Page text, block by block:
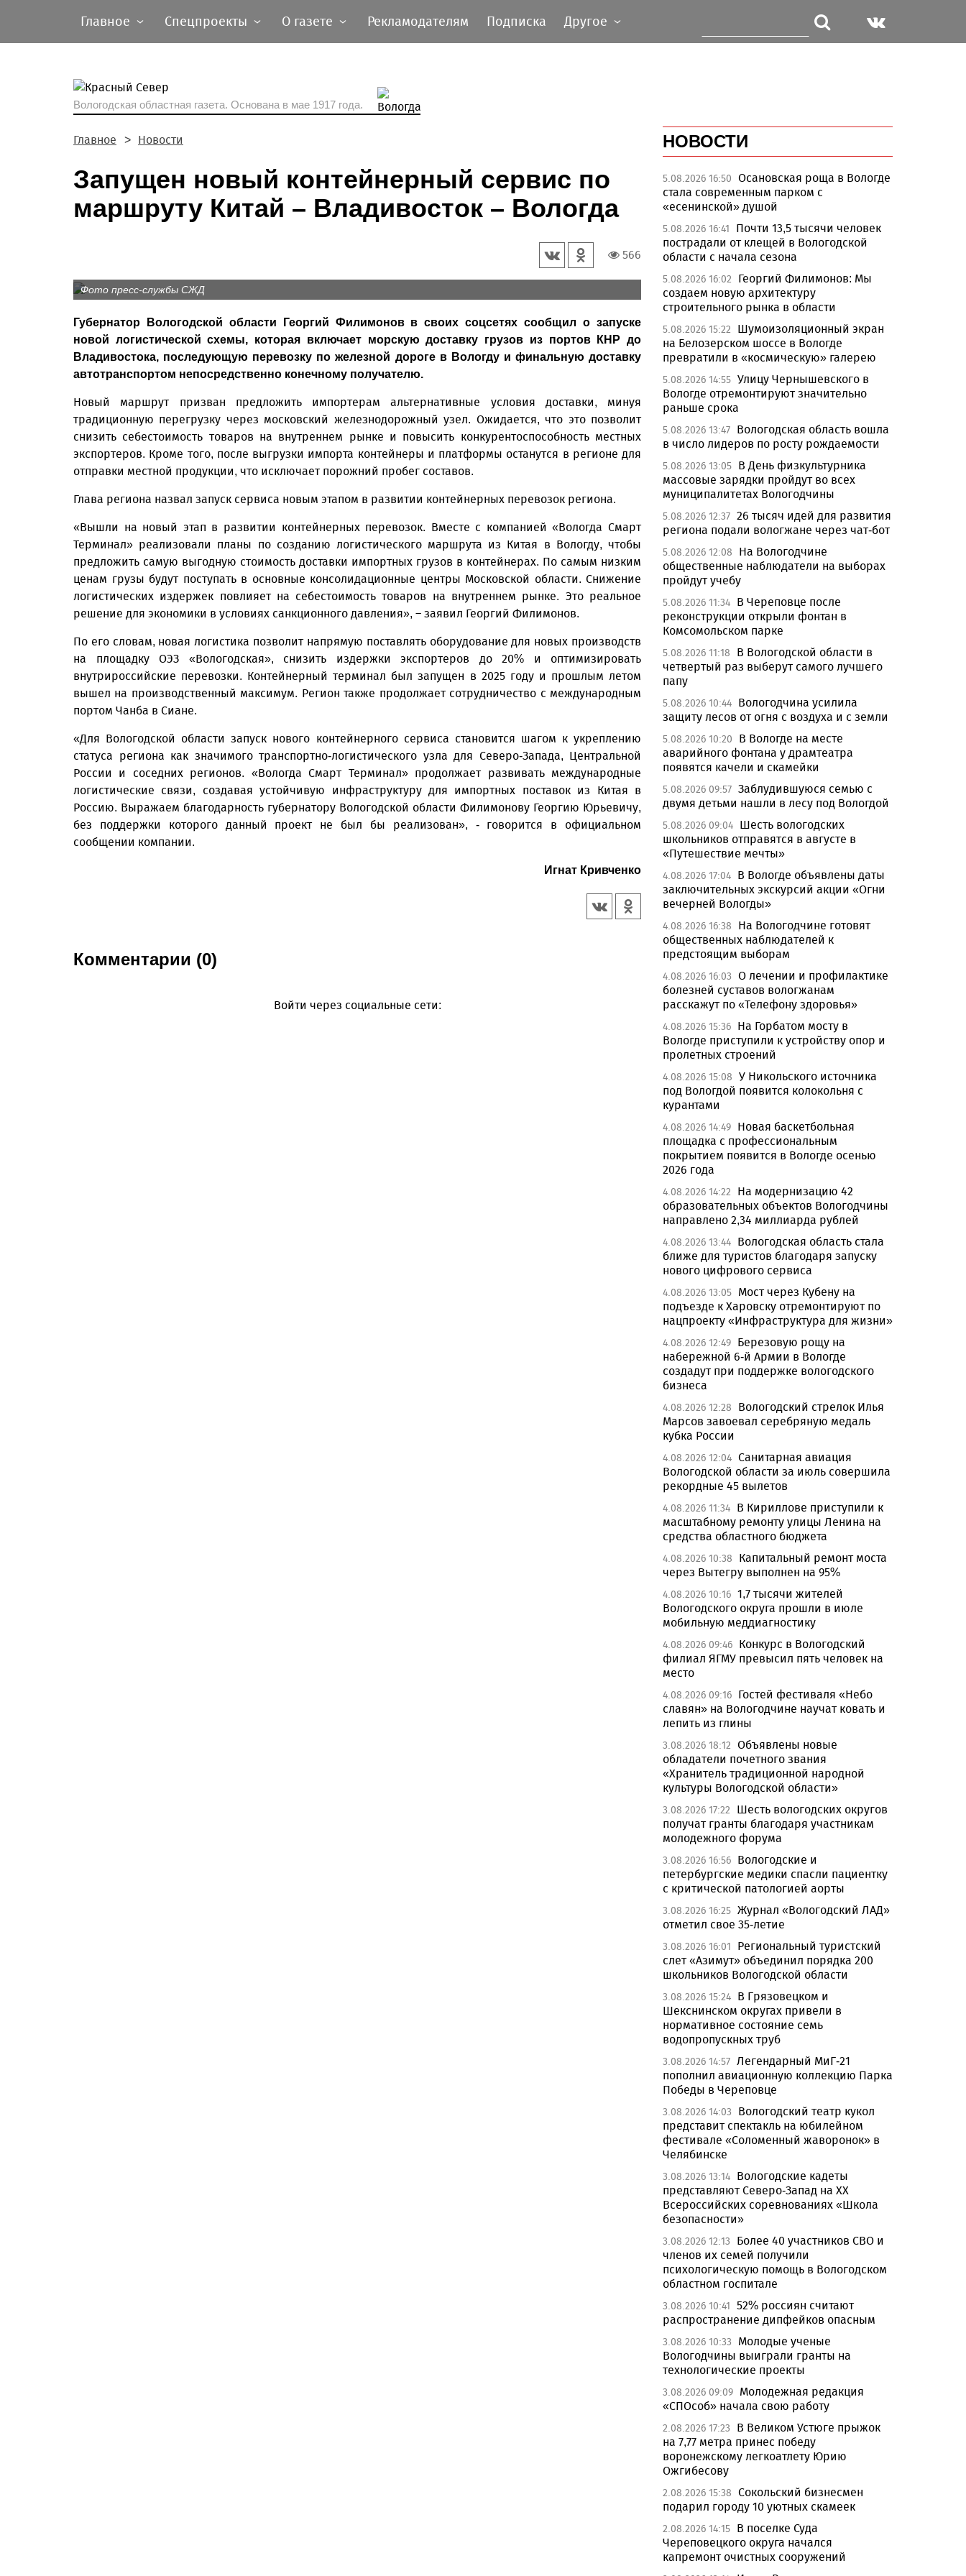
Главное Спецпроекты О газете Рекламодателям Подписка Другое
Вологодская областная газета. Основана в мае 1917 года.
Главное Новости
Запущен новый контейнерный сервис по
маршруту Китай – Владивосток – Вологда
566
Фото пресс-службы СЖД
Губернатор Вологодской области Георгий Филимонов в своих соцсетях сообщил о запуске
новой логистической схемы, которая включает морскую доставку грузов из портов КНР до
Владивостока, последующую перевозку по железной дороге в Вологду и финальную доставку
автотранспортом непосредственно конечному получателю.
Новый маршрут призван предложить импортерам альтернативные условия доставки, минуя
традиционную перегрузку через московский железнодорожный узел. Ожидается, что это позволит
снизить себестоимость товаров на внутреннем рынке и повысить конкурентоспособность местных
экспортеров. Кроме того, после выгрузки импорта контейнеры и платформы останутся в регионе для
отправки местной продукции, что исключает порожний пробег составов.
Глава региона назвал запуск сервиса новым этапом в развитии контейнерных перевозок региона.
«Вышли на новый этап в развитии контейнерных перевозок. Вместе с компанией «Вологда Смарт
Терминал» реализовали планы по созданию логистического маршрута из Китая в Вологду, чтобы
предложить самую выгодную стоимость доставки импортных грузов в контейнерах. По самым низким
ценам грузы будут поступать в основные консолидационные центры Московской области. Снижение
логистических издержек повлияет на себестоимость товаров на внутреннем рынке. Это реальное
решение для экономики в условиях санкционного давления», – заявил Георгий Филимонов.
По его словам, новая логистика позволит напрямую поставлять оборудование для новых производств
на площадку ОЭЗ «Вологодская», снизить издержки экспортеров до 20% и оптимизировать
внутрироссийские перевозки. Контейнерный терминал был запущен в 2025 году и прошлым летом
вышел на производственный максимум. Регион также продолжает сотрудничество с международным
портом Чанба в Сиане.
«Для Вологодской области запуск нового контейнерного сервиса становится шагом к укреплению
статуса региона как значимого транспортно-логистического узла для Северо-Запада, Центральной
России и соседних регионов. «Вологда Смарт Терминал» продолжает развивать международные
логистические связи, создавая устойчивую инфраструктуру для импортных поставок из Китая в
Россию. Выражаем благодарность губернатору Вологодской области Филимонову Георгию Юрьевичу,
без поддержки которого данный проект не был бы реализован», - говорится в официальном
сообщении компании.
Игнат Кривченко
Комментарии (0)
Войти через социальные сети:
НОВОСТИ
5.08.2026 16:50 Осановская роща в Вологде
стала современным парком с
«есенинской» душой
5.08.2026 16:41
Почти 13,5 тысячи человек
пострадали от клещей в Вологодской
области с начала сезона
5.08.2026 16:02
Георгий Филимонов: Мы
создаем новую архитектуру
строительного рынка в области
5.08.2026 15:22
Шумоизоляционный экран
на Белозерском шоссе в Вологде
превратили в «космическую» галерею
5.08.2026 14:55 Улицу Чернышевского в
Вологде отремонтируют значительно
раньше срока
5.08.2026 13:47 Вологодская область вошла
в число лидеров по росту рождаемости
5.08.2026 13:05 В День физкультурника
массовые зарядки пройдут во всех
муниципалитетах Вологодчины
5.08.2026 12:37 26 тысяч идей для развития
региона подали вологжане через чат-бот
5.08.2026 12:08
На Вологодчине
общественные наблюдатели на выборах
пройдут учебу
5.08.2026 11:34 В Череповце после
реконструкции открыли фонтан в
Комсомольском парке
5.08.2026 11:18
В Вологодской области в
четвертый раз выберут самого лучшего
папу
5.08.2026 10:44 Вологодчина усилила
защиту лесов от огня с воздуха и с земли
5.08.2026 10:20
В Вологде на месте
аварийного фонтана у драмтеатра
появятся качели и скамейки
5.08.2026 09:57 Заблудившуюся семью с
двумя детьми нашли в лесу под Вологдой
5.08.2026 09:04 Шесть вологодских
школьников отправятся в августе в
«Путешествие мечты»
4.08.2026 17:04 В Вологде объявлены даты
заключительных экскурсий акции «Огни
вечерней Вологды»
4.08.2026 16:38
На Вологодчине готовят
общественных наблюдателей к
предстоящим выборам
4.08.2026 16:03 О лечении и профилактике
болезней суставов вологжанам
расскажут по «Телефону здоровья»
4.08.2026 15:36 На Горбатом мосту в
Вологде приступили к устройству опор и
пролетных строений
4.08.2026 15:08 У Никольского источника
под Вологдой появится колокольня с
курантами
4.08.2026 14:49 Новая баскетбольная
площадка с профессиональным
покрытием появится в Вологде осенью
2026 года
4.08.2026 14:22
На модернизацию 42
образовательных объектов Вологодчины
направлено 2,34 миллиарда рублей
4.08.2026 13:44 Вологодская область стала
ближе для туристов благодаря запуску
нового цифрового сервиса
4.08.2026 13:05 Мост через Кубену на
подъезде к Харовску отремонтируют по
нацпроекту «Инфраструктура для жизни»
4.08.2026 12:49 Березовую рощу на
набережной 6-й Армии в Вологде
создадут при поддержке вологодского
бизнеса
4.08.2026 12:28
Вологодский стрелок Илья
Марсов завоевал серебряную медаль
кубка России
4.08.2026 12:04 Санитарная авиация
Вологодской области за июль совершила
рекордные 45 вылетов
4.08.2026 11:34 В Кириллове приступили к
масштабному ремонту улицы Ленина на
средства областного бюджета
4.08.2026 10:38
Капитальный ремонт моста
через Вытегру выполнен на 95%
4.08.2026 10:16 1,7 тысячи жителей
Вологодского округа прошли в июле
мобильную меддиагностику
4.08.2026 09:46 Конкурс в Вологодский
филиал ЯГМУ превысил пять человек на
место
4.08.2026 09:16 Гостей фестиваля «Небо
славян» на Вологодчине научат ковать и
лепить из глины
3.08.2026 18:12 Объявлены новые
обладатели почетного звания
«Хранитель традиционной народной
культуры Вологодской области»
3.08.2026 17:22
Шесть вологодских округов
получат гранты благодаря участникам
молодежного форума
3.08.2026 16:56 Вологодские и
петербургские медики спасли пациентку
с критической патологией аорты
3.08.2026 16:25 Журнал «Вологодский ЛАД»
отметил свое 35-летие
3.08.2026 16:01
Региональный туристский
слет «Азимут» объединил порядка 200
школьников Вологодской области
3.08.2026 15:24 В Грязовецком и
Шекснинском округах привели в
нормативное состояние семь
водопропускных труб
3.08.2026 14:57 Легендарный МиГ-21
пополнил авиационную коллекцию Парка
Победы в Череповце
3.08.2026 14:03
Вологодский театр кукол
представит спектакль на юбилейном
фестивале «Соломенный жаворонок» в
Челябинске
3.08.2026 13:14 Вологодские кадеты
представляют Северо-Запад на XX
Всероссийских соревнованиях «Школа
безопасности»
3.08.2026 12:13
Более 40 участников СВО и
членов их семей получили
психологическую помощь в Вологодском
областном госпитале
3.08.2026 10:41 52% россиян считают
распространение дипфейков опасным
3.08.2026 10:33
Молодые ученые
Вологодчины выиграли гранты на
технологические проекты
3.08.2026 09:09 Молодежная редакция
«СПОсоб» начала свою работу
2.08.2026 17:23
В Великом Устюге прыжок
на 7,77 метра принес победу
воронежскому легкоатлету Юрию
Ожгибесову
2.08.2026 15:38 Сокольский бизнесмен
подарил городу 10 уютных скамеек
2.08.2026 14:15 В поселке Суда
Череповецкого округа начался
капремонт очистных сооружений